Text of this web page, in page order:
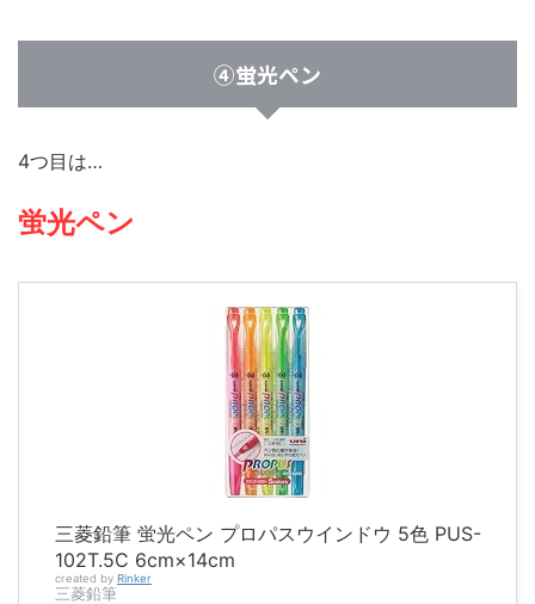
④蛍光ペン
4つ目は…
蛍光ペン
三菱鉛筆 蛍光ペン プロパスウインドウ 5色 PUS-
102T.5C 6cm×14cm
created by Rinker
三菱鉛筆